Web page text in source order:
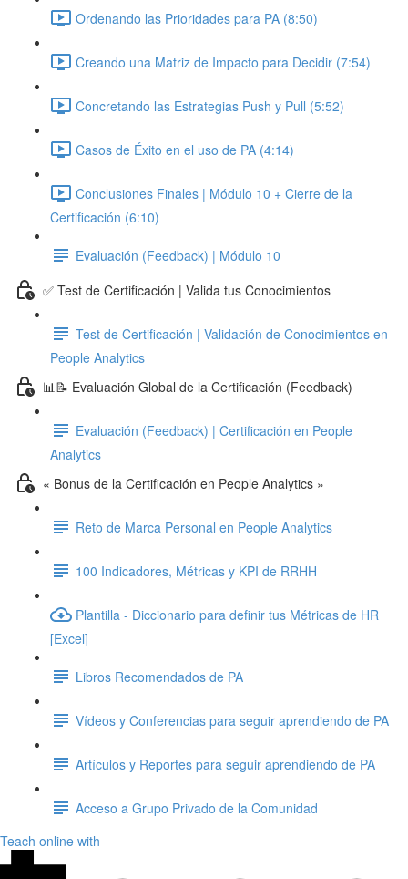
Ordenando las Prioridades para PA (8:50)
Creando una Matriz de Impacto para Decidir (7:54)
Concretando las Estrategias Push y Pull (5:52)
Casos de Éxito en el uso de PA (4:14)
Conclusiones Finales | Módulo 10 + Cierre de la
Certificación (6:10)
Evaluación (Feedback) | Módulo 10
✅ Test de Certificación | Valida tus Conocimientos
Test de Certificación | Validación de Conocimientos en
People Analytics
📊📝 Evaluación Global de la Certificación (Feedback)
Evaluación (Feedback) | Certificación en People
Analytics
« Bonus de la Certificación en People Analytics »
Reto de Marca Personal en People Analytics
100 Indicadores, Métricas y KPI de RRHH
Plantilla - Diccionario para definir tus Métricas de HR
[Excel]
Libros Recomendados de PA
Vídeos y Conferencias para seguir aprendiendo de PA
Artículos y Reportes para seguir aprendiendo de PA
Acceso a Grupo Privado de la Comunidad
Teach online with